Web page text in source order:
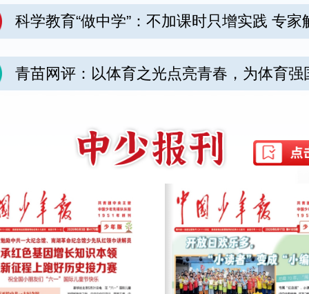
科学教育“做中学”：不加课时只增实践 专家
读“让每一个人孩子身边都有科学家”
青苗网评：以体育之光点亮青春，为体育强